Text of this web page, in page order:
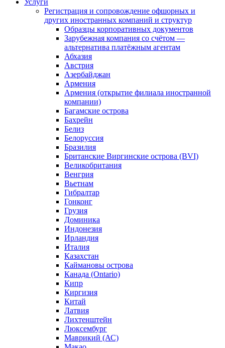
Услуги
Регистрация и сопровождение офшорных и
других иностранных компаний и структур
Образцы корпоративных документов
Зарубежная компания со счётом —
альтернатива платёжным агентам
Абхазия
Австрия
Азербайджан
Армения
Армения (открытие филиала иностранной
компании)
Багамские острова
Бахрейн
Белиз
Белоруссия
Бразилия
Британские Виргинские острова (BVI)
Великобритания
Венгрия
Вьетнам
Гибралтар
Гонконг
Грузия
Доминика
Индонезия
Ирландия
Италия
Казахстан
Каймановы острова
Канада (Ontario)
Кипр
Киргизия
Китай
Латвия
Лихтенштейн
Люксембург
Маврикий (АС)